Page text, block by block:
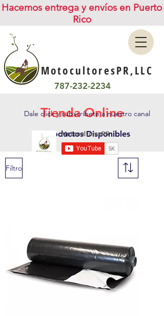
Hacemos entrega y envíos en Puerto
Rico
MotocultoresPR,LLC
787-232-2234
Dale click y subscríbete a nuestro canal
Tienda Online
***Productos Disponibles
Filtro